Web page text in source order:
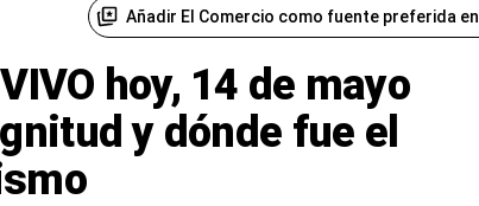
Añadir El Comercio como fuente preferida en
hoy, 14 de mayo
y dónde fue el